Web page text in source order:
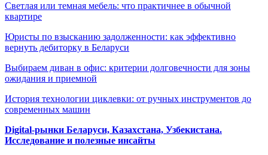
Светлая или темная мебель: что практичнее в обычной
квартире
Юристы по взысканию задолженности: как эффективно
вернуть дебиторку в Беларуси
Выбираем диван в офис: критерии долговечности для зоны
ожидания и приемной
История технологии циклевки: от ручных инструментов до
современных машин
Digital-рынки Беларуси, Казахстана, Узбекистана.
Исследование и полезные инсайты